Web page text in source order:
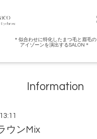
＊似合わせに特化したまつ毛と眉毛の
アイゾーンを演出するSALON＊
Information
ウンMix